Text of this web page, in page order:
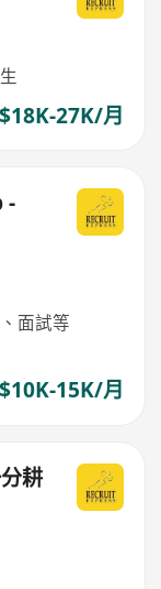
$18K-27K/月
-
面試等
$10K-15K/月
耕